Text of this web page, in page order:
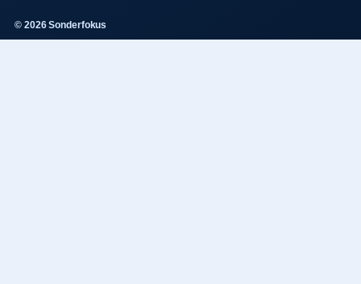
© 2026 Sonderfokus